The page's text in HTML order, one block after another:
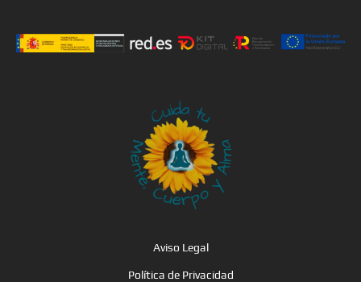
Aviso Legal
Política de Privacidad